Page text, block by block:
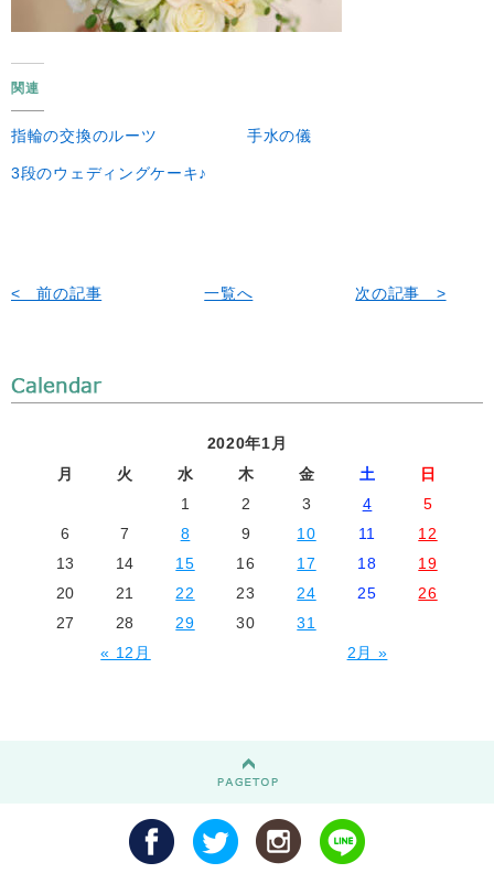
関連
指輪の交換のルーツ 手水の儀
3段のウェディングケーキ♪
< 前の記事 一覧へ 次の記事 >
2020年1月
月
火 水 木 金 土 日
« 12月 2月 »
1 2 3 4
5
6
7 8 9 10 11
12
13
14 15 16 17 18
19
20
21 22 23 24 25
26
27
28 29 30 31